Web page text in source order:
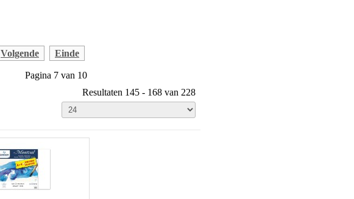
Volgende Einde
Pagina 7 van 10
Resultaten 145 - 168 van 228